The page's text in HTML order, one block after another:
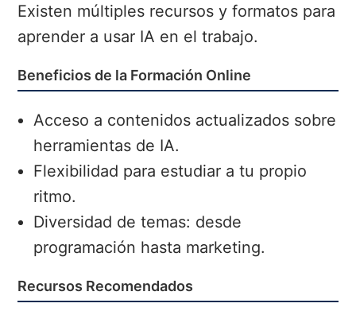
Existen múltiples recursos y formatos para
aprender a usar IA en el trabajo.
Beneficios de la Formación Online
Acceso a contenidos actualizados sobre
herramientas de IA.
Flexibilidad para estudiar a tu propio
ritmo.
Diversidad de temas: desde
programación hasta marketing.
Recursos Recomendados